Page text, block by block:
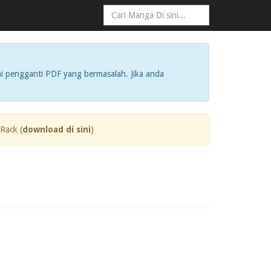
PDF yang bermasalah. Jika anda
(download di sini)